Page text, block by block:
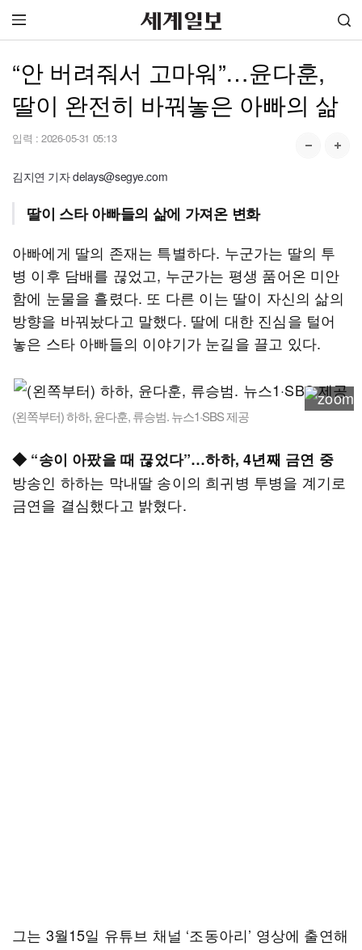
“안 버려줘서 고마워”…윤다훈,
딸이 완전히 바꿔놓은 아빠의 삶
입력 : 2026-05-31 05:13
김지연 기자 delays@segye.com
딸이 스타 아빠들의 삶에 가져온 변화
아빠에게 딸의 존재는 특별하다. 누군가는 딸의 투
병 이후 담배를 끊었고, 누군가는 평생 품어온 미안
함에 눈물을 흘렸다. 또 다른 이는 딸이 자신의 삶의
방향을 바꿔놨다고 말했다. 딸에 대한 진심을 털어
놓은 스타 아빠들의 이야기가 눈길을 끌고 있다.
(왼쪽부터) 하하, 윤다훈, 류승범. 뉴스1·SBS 제공
◆ “송이 아팠을 때 끊었다”…하하, 4년째 금연 중
방송인 하하는 막내딸 송이의 희귀병 투병을 계기로
금연을 결심했다고 밝혔다.
그는 3월15일 유튜브 채널 ‘조동아리’ 영상에 출연해